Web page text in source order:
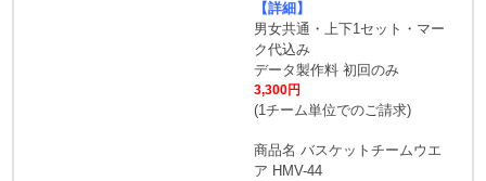
【詳細】
男女共通・上下1セット・マー
ク代込み
データ製作料 初回のみ
3,300円
(1チーム単位でのご請求)
商品名 バスケットチームウエ
ア HMV-44